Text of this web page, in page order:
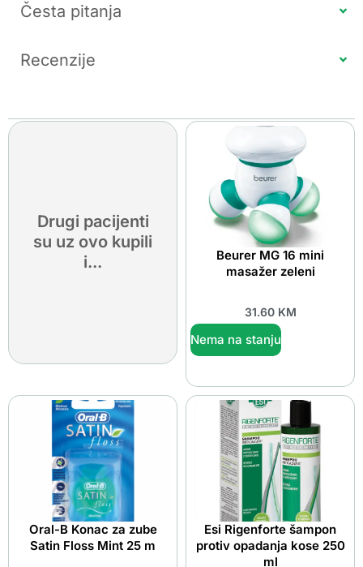
Česta pitanja
Recenzije
Drugi pacijenti
su uz ovo kupili
i...
Beurer MG 16 mini
masažer zeleni
31.60 KM
Nema na stanju
Oral-B Konac za zube
Satin Floss Mint 25 m
Esi Rigenforte šampon
protiv opadanja kose 250
ml